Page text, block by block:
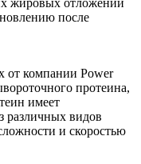
после
от компании Power
протеина,
имеет
различных видов
и скоростью